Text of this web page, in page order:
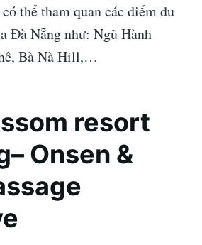
thể tham quan các điểm du
Đà Nẵng như: Ngũ Hành
Bà Nà Hill,…
resort
Onsen &